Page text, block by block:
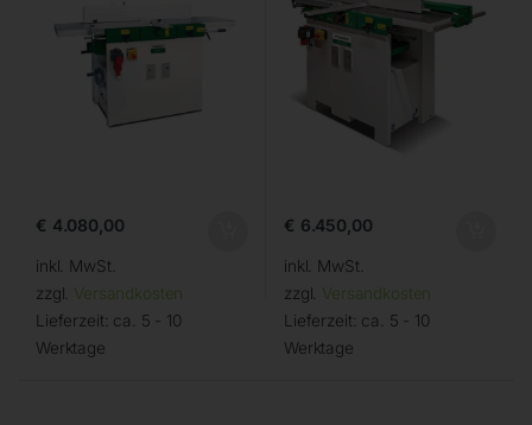
€ 4.080,00
inkl. MwSt.
zzgl. Versandkosten
Lieferzeit: ca. 5 - 10
Werktage
€ 6.450,00
inkl. MwSt.
zzgl. Versandkosten
Lieferzeit: ca. 5 - 10
Werktage